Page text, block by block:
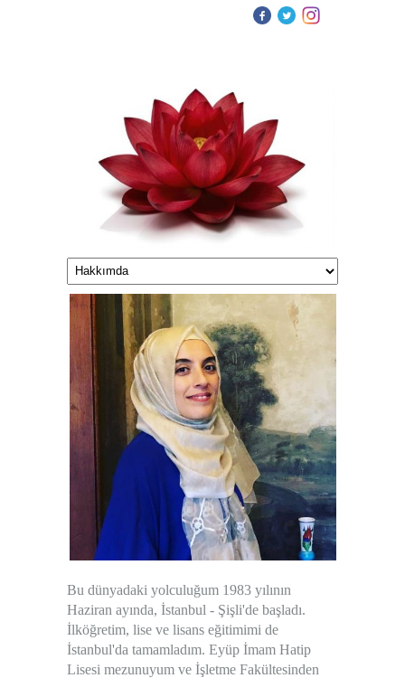
Bu dünyadaki yolculuğum 1983 yılının
Haziran ayında, İstanbul - Şişli'de başladı.
İlköğretim, lise ve lisans eğitimimi de
İstanbul'da tamamladım. Eyüp İmam Hatip
Lisesi mezunuyum ve İşletme Fakültesinden